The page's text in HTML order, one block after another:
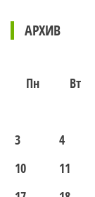
АРХИВ
Пн
Вт
3
4
10
11